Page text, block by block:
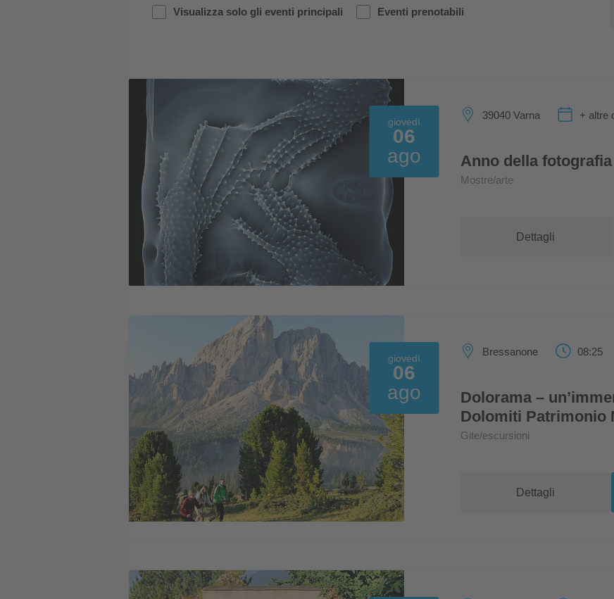
Visualizza solo gli eventi principali Eventi prenotabili
giovedì
06
ago
39040 Varna + altre
Anno della fotografia
Mostre/arte
Dettagli
giovedì
06
ago
Bressanone 08:25
Dolorama –
Dolomiti Patrimonio
Gite/escursioni
Dettagli